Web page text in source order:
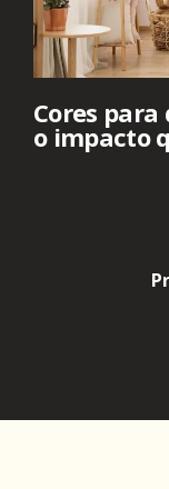
Cores
o impacto